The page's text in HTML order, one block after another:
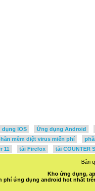
dụng IOS
Ứng dụng Android
mềm diệt virus miễn phí
11 tải Firefox tải COUNTER
Bản
Kho ứng dụng,
phí ứng dụng android hot nhất